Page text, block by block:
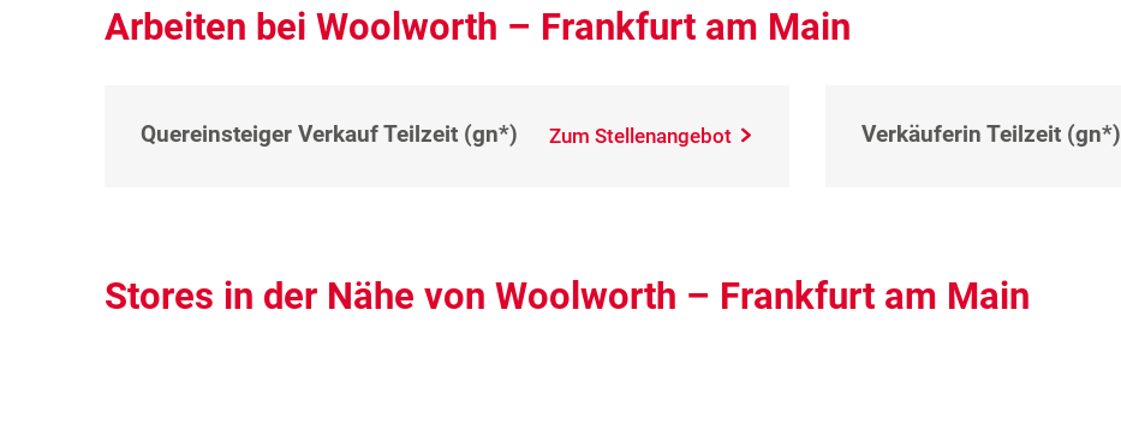
Arbeiten bei Woolworth – Frankfurt am Main
Quereinsteiger Verkauf Teilzeit (gn*) Zum Stellenangebot Verkäuferin Teilzeit (gn*)
Stores in der Nähe von Woolworth – Frankfurt am Main